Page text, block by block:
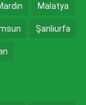
Malatya
Şanlıurfa